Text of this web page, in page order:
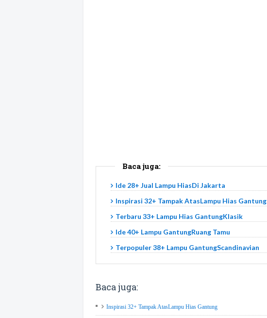
Baca juga:
Ide 28+ Jual Lampu HiasDi Jakarta
Inspirasi 32+ Tampak AtasLampu Hias Gantung
Terbaru 33+ Lampu Hias GantungKlasik
Ide 40+ Lampu GantungRuang Tamu
Terpopuler 38+ Lampu GantungScandinavian
Baca juga:
Inspirasi 32+ Tampak AtasLampu Hias Gantung